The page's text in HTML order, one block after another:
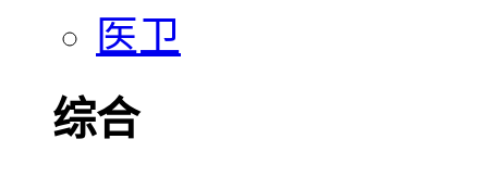
医卫
综合